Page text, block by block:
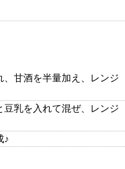
甘酒を半量加え、レンジ
乳を入れて混ぜ、レンジ
♪